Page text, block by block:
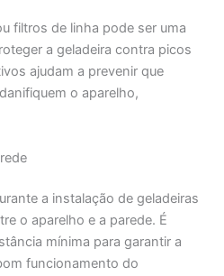
filtros de linha pode ser uma
a geladeira contra picos
ajudam a prevenir que
o aparelho,
a instalação de geladeiras
o aparelho e a parede. É
mínima para garantir a
funcionamento do